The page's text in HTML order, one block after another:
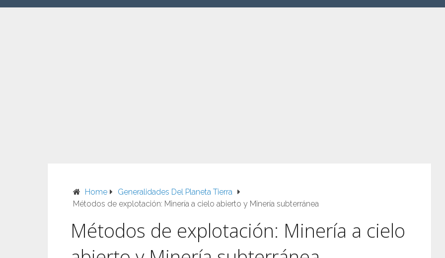
Home
Generalidades Del Planeta Tierra
Métodos de explotación: Minería a cielo abierto y Minería subterránea
Métodos de explotación: Minería a cielo